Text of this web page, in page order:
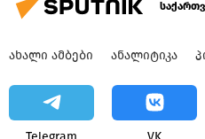
ᲐᲮᲐᲚᲘ ᲐᲛᲑᲔᲑᲘ ᲐᲜᲐᲚᲘᲢᲘᲙᲐ